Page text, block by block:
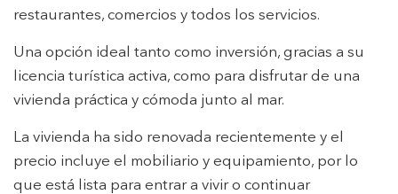
restaurantes, comercios y todos los servicios.
Una opción ideal tanto como inversión, gracias a su
licencia turística activa, como para disfrutar de una
vivienda práctica y cómoda junto al mar.
La vivienda ha sido renovada recientemente y el
precio incluye el mobiliario y equipamiento, por lo
que está lista para entrar a vivir o continuar